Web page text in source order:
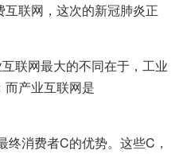
联网，这次的新冠肺炎正
联网最大的不同在于，工业
产业互联网是
消费者C的优势。这些C，